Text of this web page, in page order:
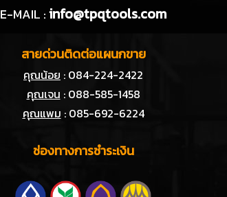
E-MAIL :info@tpqtools.com
สายด่วนติดต่อแผนกขาย
คุณน้อย : 084-224-2422
คุณเจน : 088-585-1458
คุณแพม : 085-692-6224
ช่องทางการชำระเงิน